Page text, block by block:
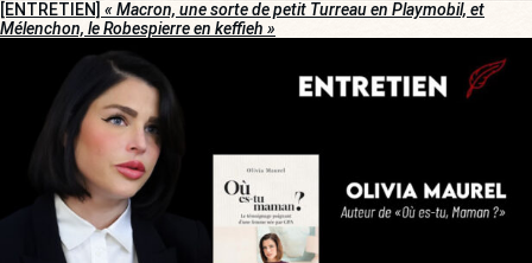
[ENTRETIEN] « Macron, une sorte de petit Turreau en Playmobil, et
Mélenchon, le Robespierre en keffieh »